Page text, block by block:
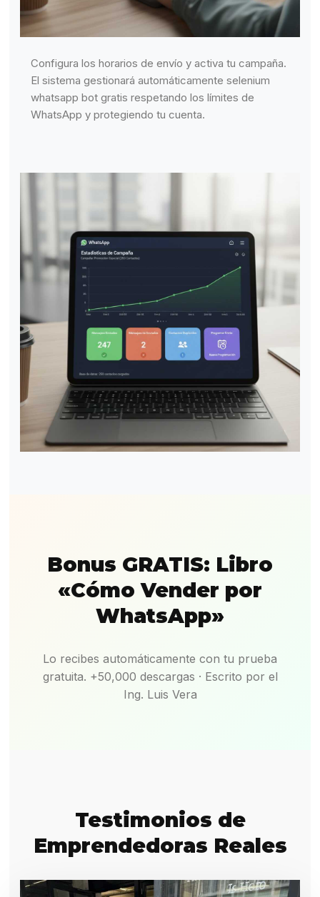
Configura los horarios de envío y activa tu campaña.
El sistema gestionará automáticamente selenium
whatsapp bot gratis respetando los límites de
WhatsApp y protegiendo tu cuenta.
Bonus GRATIS: Libro
«Cómo Vender por
WhatsApp»
Lo recibes automáticamente con tu prueba
gratuita. +50,000 descargas · Escrito por el
Ing. Luis Vera
Testimonios de
Emprendedoras Reales